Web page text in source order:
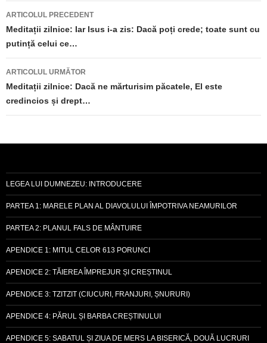
Navigare
în
articole
ARTICOLUL PRECEDENT
Meditații zilnice: Iar Isus i-a zis: Dacă poți crede; toate sunt cu
putință celui ce…
ARTICOLUL URMĂTOR
Meditații zilnice: Dacă ne mărturisim păcatele, El este
credincios și drept…
LEGEA LUI DUMNEZEU: INTRODUCERE
PARTEA 1: MARELE PLAN AL DIAVOLULUI ÎMPOTRIVA NEAMURILOR
PARTEA 2: PLANUL FALS DE MÂNTUIRE
APENDICE 1: MITUL CELOR 613 PORUNCI
APENDICE 2: TĂIEREA ÎMPREJUR ȘI CREȘTINUL
APENDICE 3: TZITZIT (CIUCURI, FRANJURI, ȘNURURI)
APENDICE 4: PĂRUL ȘI BARBA CREȘTINULUI
APENDICE 5: SABATUL ȘI ZIUA DE MERS LA BISERICĂ, DOUĂ LUCRURI